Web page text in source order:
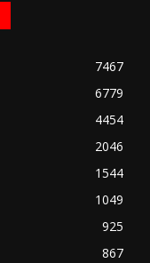
7467
6779
4454
2046
1544
1049
925
867